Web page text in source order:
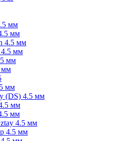
мм
мм
4.5 мм
мм
мм
мм
мм
(DS) 4.5 мм
мм
мм
4.5 мм
4.5 мм